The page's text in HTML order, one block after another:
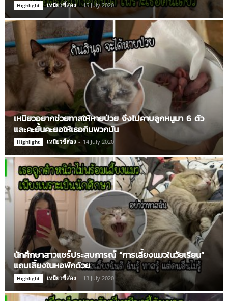
Highlight เหมียวขี้ส่อง - 15 July 2020
เหมียวอยากช่วยทาสให้หายป่วย จึงไปคาบลูกหนูมา 6 ตัว
และคะยั้นคะยอให้เธอกินพวกมัน
Highlight เหมียวขี้ส่อง - 14 July 2020
นักศึกษาสาวแชร์ประสบการณ์ “การเลี้ยงแมวในวัยเรียน”
แถมเลี้ยงในหอพักด้วย
Highlight เหมียวขี้ส่อง - 13 July 2020